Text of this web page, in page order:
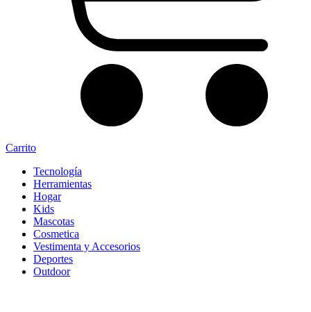
Carrito
Tecnología
Herramientas
Hogar
Kids
Mascotas
Cosmetica
Vestimenta y Accesorios
Deportes
Outdoor